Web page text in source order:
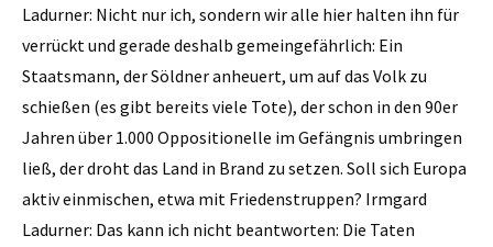
Ladurner: Nicht nur ich, sondern wir alle hier halten ihn für
verrückt und gerade deshalb gemeingefährlich: Ein
Staatsmann, der Söldner anheuert, um auf das Volk zu
schießen (es gibt bereits viele Tote), der schon in den 90er
Jahren über 1.000 Oppositionelle im Gefängnis umbringen
ließ, der droht das Land in Brand zu setzen. Soll sich Europa
aktiv einmischen, etwa mit Friedenstruppen? Irmgard
Ladurner: Das kann ich nicht beantworten: Die Taten